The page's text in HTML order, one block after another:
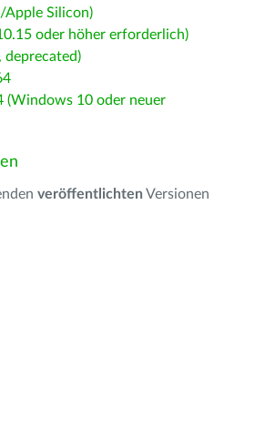
Apple Silicon)
oder höher erforderlich)
(Windows 10 oder neuer
veröffentlichten Versionen